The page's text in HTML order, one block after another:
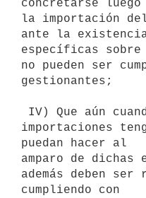
concretarse luego
la importación
ante la existencia
específicas
no pueden ser
gestionantes;
importaciones
puedan hacer al
amparo de dichas
además deben ser
cumpliendo con